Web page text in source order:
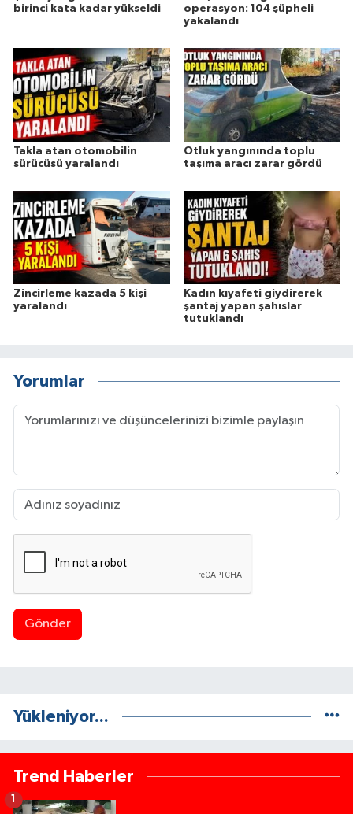
birinci kata kadar yükseldi
operasyon: 104 şüpheli
yakalandı
Takla atan otomobilin
sürücüsü yaralandı
Otluk yangınında toplu
taşıma aracı zarar gördü
Zincirleme kazada 5 kişi
yaralandı
Kadın kıyafeti giydirerek
şantaj yapan şahıslar
tutuklandı
Yorumlar
Gönder
Yükleniyor...
Trend Haberler
1